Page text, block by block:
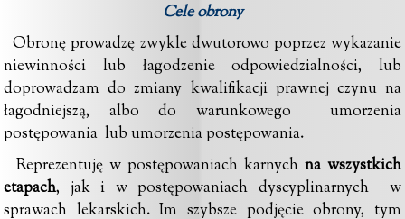
Cele obrony
Obronę prowadzę zwykle dwutorowo poprzez wykazanie
niewinności lub łagodzenie odpowiedzialności, lub
doprowadzam do zmiany kwalifikacji prawnej czynu na
łagodniejszą, albo do warunkowego umorzenia
postępowania lub umorzenia postępowania.
Reprezentuję w postępowaniach karnych na wszystkich
etapach, jak i w postępowaniach dyscyplinarnych w
sprawach lekarskich. Im szybsze podjęcie obrony, tym